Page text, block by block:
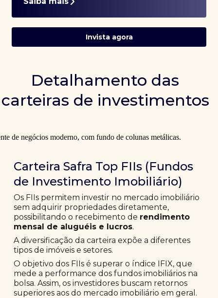
Invista agora
Detalhamento das
carteiras de investimentos
Carteira Safra Top FIIs (Fundos
de Investimento Imobiliário)
Os FIIs permitem investir no mercado imobiliário
sem adquirir propriedades diretamente,
possibilitando o recebimento de rendimento
mensal de aluguéis e lucros.
A diversificação da carteira expõe a diferentes
tipos de imóveis e setores.
O objetivo dos FIIs é superar o índice IFIX, que
mede a performance dos fundos imobiliários na
bolsa. Assim, os investidores buscam retornos
superiores aos do mercado imobiliário em geral.